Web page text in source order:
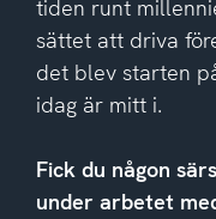
tiden runt
sättet att driva
det blev starten
idag är mitt i.
Fick du någon
under arbetet